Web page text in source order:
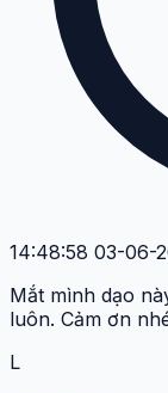
14:48:58 03-06-
Mắt mình dạo
luôn. Cảm ơn
L